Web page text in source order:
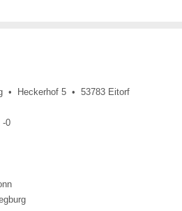
• Heckerhof 5 • 53783 Eitorf
-0